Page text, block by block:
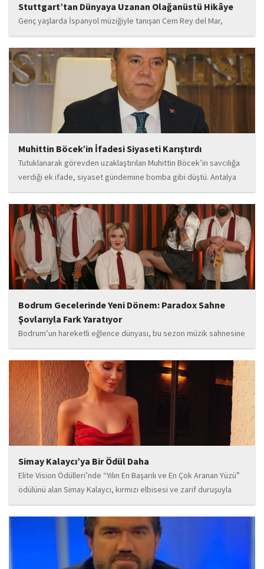
Stuttgart’tan Dünyaya Uzanan Olağanüstü Hikâye
Genç yaşlarda İspanyol müziğiyle tanışan Cem Rey del Mar,
flamenco kültürünün büyüleyici atmosferinden etkilenerek
kendisini bu alana yönlendirdi. Saatler süren disiplinli çalışmalar,
teknik gelişim ve müziğe olan tutkusu, onu kısa...
Muhittin Böcek’in İfadesi Siyaseti Karıştırdı
Tutuklanarak görevden uzaklaştırılan Muhittin Böcek’in savcılığa
verdiği ek ifade, siyaset gündemine bomba gibi düştü. Antalya
Cumhuriyet Savcılığı’na kendi isteğiyle başvurarak ifade verdiği
öğrenilen Böcek’in açıklamalarında, 31 Mart 2024 yerel
seçimleri...
Bodrum Gecelerinde Yeni Dönem: Paradox Sahne
Şovlarıyla Fark Yaratıyor
Bodrum’un hareketli eğlence dünyası, bu sezon müzik sahnesine
iddialı bir giriş yapan “Paradox” ile yeni bir enerji kazanıyor. Güçlü
sahne performansı, uluslararası standartlardaki repertuarı ve
deneyimli müzisyen kadrosuyla dikkat çeken...
Simay Kalaycı’ya Bir Ödül Daha
Elite Vision Ödülleri’nde “Yılın En Başarılı ve En Çok Aranan Yüzü”
ödülünü alan Simay Kalaycı, kırmızı elbisesi ve zarif duruşuyla
geceye damga vurdu. Takı markasıyla da dikkat çeken Kalaycı,
Wilma...